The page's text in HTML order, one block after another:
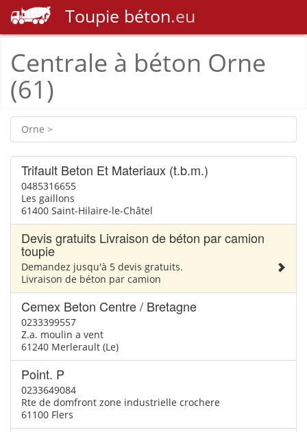
Toupie béton.eu
Centrale à béton Orne
(61)
Orne >
Trifault Beton Et Materiaux (t.b.m.)
0485316655
Les gaillons
61400 Saint-Hilaire-le-Châtel
Devis gratuits Livraison de béton par camion
toupie
Demandez jusqu'à 5 devis gratuits.
Livraison de béton par camion
Cemex Beton Centre / Bretagne
0233399557
Z.a. moulin a vent
61240 Merlerault (Le)
Point. P
0233649084
Rte de domfront zone industrielle crochere
61100 Flers